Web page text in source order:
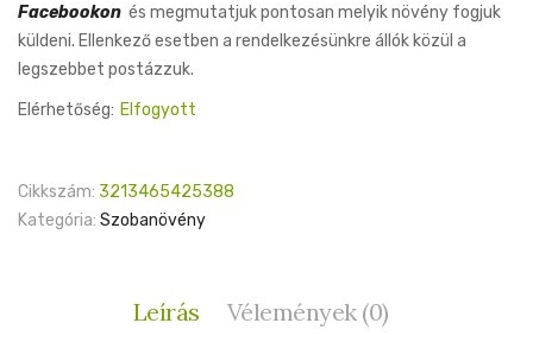
Facebookon és megmutatjuk pontosan melyik növény fogjuk
küldeni. Ellenkező esetben a rendelkezésünkre állók közül a
legszebbet postázzuk.
Elérhetőség: Elfogyott
Cikkszám: 3213465425388
Kategória: Szobanövény
Leírás Vélemények (0)